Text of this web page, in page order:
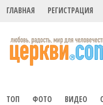
ГЛАВНАЯ РЕГИСТРАЦИЯ
ТОП ФОТО ВИДЕО